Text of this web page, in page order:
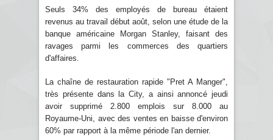
Seuls 34% des employés de bureau étaient
revenus au travail début août, selon une étude de la
banque américaine Morgan Stanley, faisant des
ravages parmi les commerces des quartiers
d'affaires.
La chaîne de restauration rapide "Pret A Manger",
très présente dans la City, a ainsi annoncé jeudi
avoir supprimé 2.800 emplois sur 8.000 au
Royaume-Uni, avec des ventes en baisse d'environ
60% par rapport à la même période l'an dernier.